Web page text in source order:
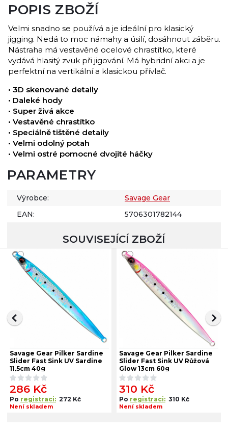
POPIS ZBOŽÍ
Velmi snadno se používá a je ideální pro klasický
jigging. Nedá to moc námahy a úsilí, dosáhnout záběru.
Nástraha má vestavěné ocelové chrastítko, které
vydává hlasitý zvuk při jigování. Má hybridní akci a je
perfektní na vertikální a klasickou přívlač.
• 3D skenované detaily
• Daleké hody
• Super živá akce
• Vestavěné chrastítko
• Speciálně tištěné detaily
• Velmi odolný potah
• Velmi ostré pomocné dvojité háčky
PARAMETRY
Výrobce:
Savage Gear
EAN:
5706301782144
SOUVISEJÍCÍ ZBOŽÍ
Savage Gear Pilker Sardine
Slider Fast Sink UV Sardine
11,5cm 40g
286 Kč
Po registraci: 272 Kč
Není skladem
Savage Gear Pilker Sardine
Slider Fast Sink UV Růžová
Glow 13cm 60g
310 Kč
Po registraci: 310 Kč
Není skladem